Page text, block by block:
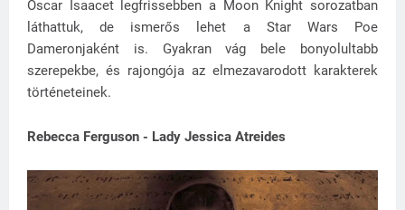
Oscar Isaacet legfrissebben a Moon Knight sorozatban
láthattuk, de ismerős lehet a Star Wars Poe
Dameronjaként is. Gyakran vág bele bonyolultabb
szerepekbe, és rajongója az elmezavarodott karakterek
történeteinek.
Rebecca Ferguson - Lady Jessica Atreides